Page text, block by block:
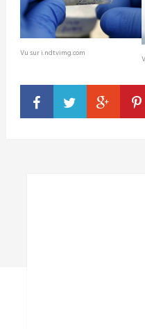
Vu sur i.ndtvimg.com